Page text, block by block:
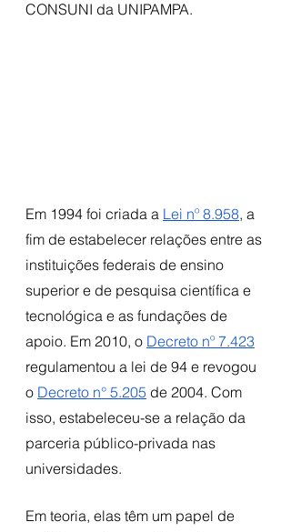
CONSUNI da UNIPAMPA.
Em 1994 foi criada a Lei nº 8.958, a
fim de estabelecer relações entre as
instituições federais de ensino
superior e de pesquisa científica e
tecnológica e as fundações de
apoio. Em 2010, o Decreto nº 7.423
regulamentou a lei de 94 e revogou
o Decreto n° 5.205 de 2004. Com
isso, estabeleceu-se a relação da
parceria público-privada nas
universidades.
Em teoria, elas têm um papel de